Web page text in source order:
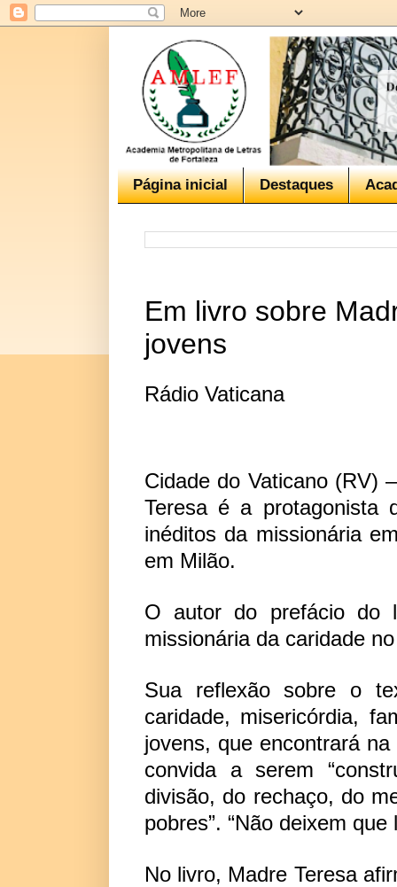
Página inicial Destaques
Em livro sobre
jovens
Rádio Vaticana
Cidade do Vaticano (RV)
Teresa é a protagonista
inéditos da missionária
em Milão.
O autor do prefácio do
missionária da caridade
Sua reflexão sobre o
caridade, misericórdia,
jovens, que encontrará
convida a serem
divisão, do rechaço, do
pobres”. “Não deixem
No livro, Madre Teresa